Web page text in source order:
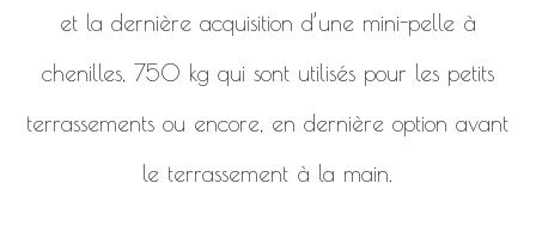
et la dernière acquisition d’une mini-pelle à
chenilles, 750 kg qui sont utilisés pour les petits
terrassements ou encore, en dernière option avant
le terrassement à la main.